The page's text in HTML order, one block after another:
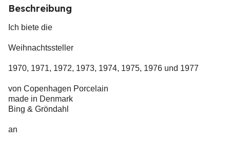
Beschreibung
Ich biete die
Weihnachtssteller
1970, 1971, 1972, 1973, 1974, 1975, 1976 und 1977
von Copenhagen Porcelain
made in Denmark
Bing & Gröndahl
an